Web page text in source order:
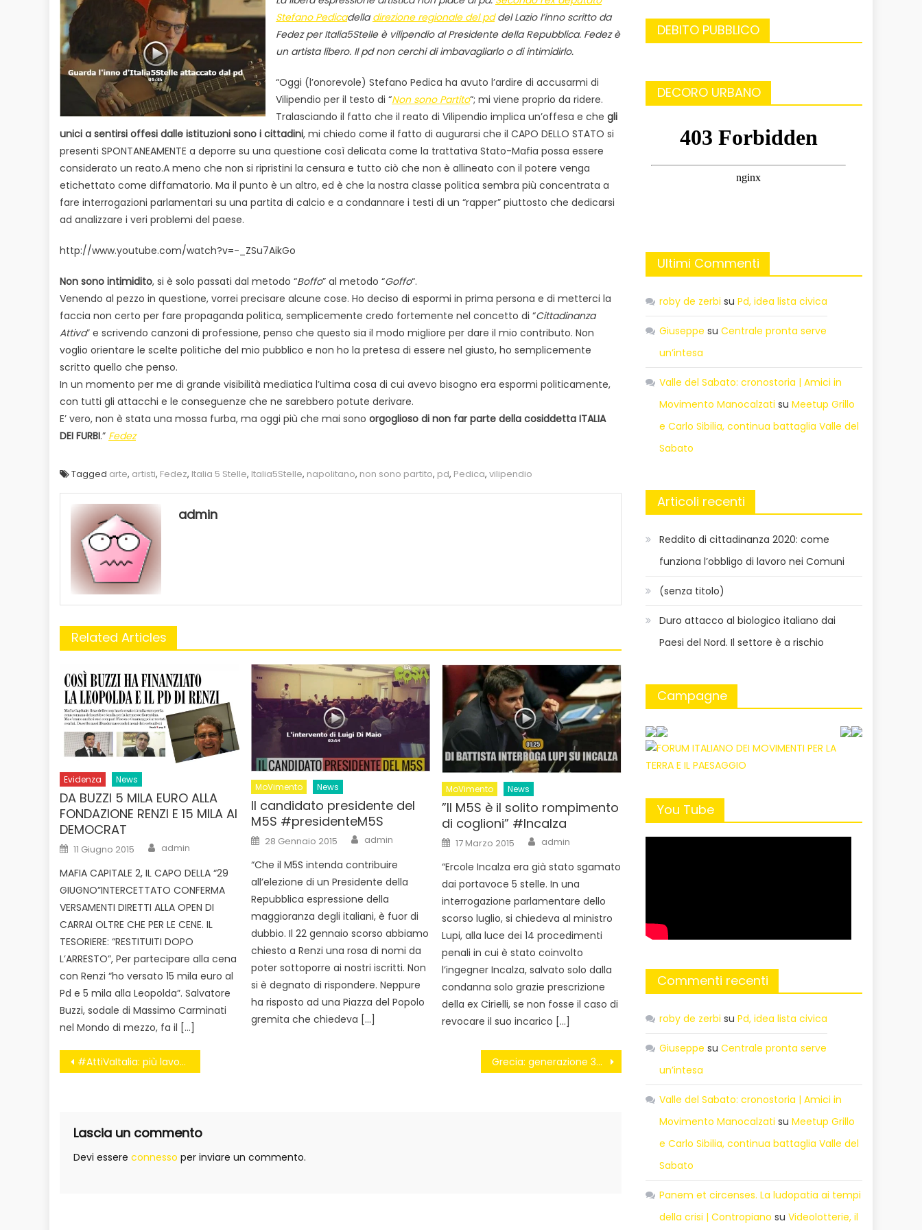
Stefano Pedicadelladirezione regionale del pddel Lazio l’inno scritto da
Fedez per Italia5Stelle è vilipendio al Presidente della Repubblica. Fedez è
un artista libero. Il pd non cerchi di imbavagliarlo o di intimidirlo.
“Oggi (l’onorevole) Stefano Pedica ha avuto l’ardire di accusarmi di
Vilipendio per il testo di “Non sono Partito“; mi viene proprio da ridere.
Tralasciando il fatto che il reato di Vilipendio implica un’offesa e che gli
unici a sentirsi offesi dalle istituzioni sono i cittadini, mi chiedo come il fatto di augurarsi che il CAPO DELLO STATO si
presenti SPONTANEAMENTE a deporre su una questione così delicata come la trattativa Stato-Mafia possa essere
considerato un reato.A meno che non si ripristini la censura e tutto ciò che non è allineato con il potere venga
etichettato come diffamatorio. Ma il punto è un altro, ed è che la nostra classe politica sembra più concentrata a
fare interrogazioni parlamentari su una partita di calcio e a condannare i testi di un “rapper” piuttosto che dedicarsi
ad analizzare i veri problemi del paese.
http://www.youtube.com/watch?v=-_ZSu7AikGo
Non sono intimidito, si è solo passati dal metodo “Boffo” al metodo “Goffo“.
Venendo al pezzo in questione, vorrei precisare alcune cose. Ho deciso di espormi in prima persona e di metterci la
faccia non certo per fare propaganda politica, semplicemente credo fortemente nel concetto di “Cittadinanza
Attiva” e scrivendo canzoni di professione, penso che questo sia il modo migliore per dare il mio contributo. Non
voglio orientare le scelte politiche del mio pubblico e non ho la pretesa di essere nel giusto, ho semplicemente
scritto quello che penso.
In un momento per me di grande visibilità mediatica l’ultima cosa di cui avevo bisogno era espormi politicamente,
con tutti gli attacchi e le conseguenze che ne sarebbero potute derivare.
E’ vero, non è stata una mossa furba, ma oggi più che mai sono orgoglioso di non far parte della cosiddetta ITALIA
DEI FURBI.” Fedez
Tagged arte, artisti, Fedez, Italia 5 Stelle, Italia5Stelle, napolitano, non sono partito, pd, Pedica, vilipendio
admin
Related Articles
Evidenza News
DA BUZZI 5 MILA EURO ALLA
FONDAZIONE RENZI E 15 MILA AI
DEMOCRAT
Posted
on
11 Giugno 2015 Author
admin
MAFIA CAPITALE 2, IL CAPO DELLA “29
GIUGNO”INTERCETTATO CONFERMA
VERSAMENTI DIRETTI ALLA OPEN DI
CARRAI OLTRE CHE PER LE CENE. IL
TESORIERE: “RESTITUITI DOPO
L’ARRESTO”, Per partecipare alla cena
con Renzi “ho versato 15 mila euro al
Pd e 5 mila alla Leopolda”. Salvatore
Buzzi, sodale di Massimo Carminati
nel Mondo di mezzo, fa il […]
MoVimento News
Il candidato presidente del
M5S #presidenteM5S
Posted
on
28 Gennaio 2015 Author
admin
“Che il M5S intenda contribuire
all’elezione di un Presidente della
Repubblica espressione della
maggioranza degli italiani, è fuor di
dubbio. Il 22 gennaio scorso abbiamo
chiesto a Renzi una rosa di nomi da
poter sottoporre ai nostri iscritti. Non
si è degnato di rispondere. Neppure
ha risposto ad una Piazza del Popolo
gremita che chiedeva […]
MoVimento News
”Il M5S è il solito rompimento
di coglioni” #Incalza
Posted
on
17 Marzo 2015 Author
admin
“Ercole Incalza era già stato sgamato
dai portavoce 5 stelle. In una
interrogazione parlamentare dello
scorso luglio, si chiedeva al ministro
Lupi, alla luce dei 14 procedimenti
penali in cui è stato coinvolto
l’ingegner Incalza, salvato solo dalla
condanna solo grazie prescrizione
della ex Cirielli, se non fosse il caso di
revocare il suo incarico […]
Navigazione
#AttiVaItalia: più lavoro, più sostenibilità, la nostra Italia a 5 Stelle! Grecia: generazione 300 euro
Lascia un commento
Devi essere connesso per inviare un commento.
DEBITO PUBBLICO
DECORO URBANO
Ultimi Commenti
roby de zerbi suPd, idea lista civica
Giuseppe suCentrale pronta serve
un’intesa
Valle del Sabato: cronostoria | Amici in
Movimento Manocalzati suMeetup Grillo
e Carlo Sibilia, continua battaglia Valle del
Sabato
Articoli recenti
Reddito di cittadinanza 2020: come
funziona l’obbligo di lavoro nei Comuni
(senza titolo)
Duro attacco al biologico italiano dai
Paesi del Nord. Il settore è a rischio
Campagne
You Tube
Commenti recenti
roby de zerbi suPd, idea lista civica
Giuseppe suCentrale pronta serve
un’intesa
Valle del Sabato: cronostoria | Amici in
Movimento Manocalzati suMeetup Grillo
e Carlo Sibilia, continua battaglia Valle del
Sabato
Panem et circenses. La ludopatia ai tempi
della crisi | Contropiano suVideolotterie, il